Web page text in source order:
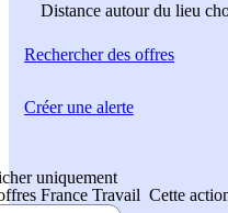
Distance autour du lieu
Rechercherdes offres
uniquement
France Travail Cette
Créer une alerte